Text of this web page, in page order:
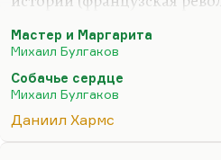
говоря, эту поэтику
ярких, праздничных,
многом и создал сам
Маргарита» – это роман
гламура. Кстати говоря,
Мастер и Маргарита
Михаил Булгаков
Собачье сердце
Михаил Булгаков
Даниил Хармс